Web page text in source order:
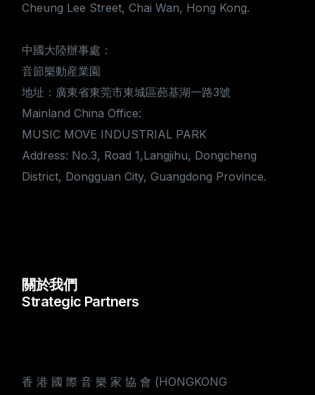
Cheung Lee Street, Chai Wan, Hong Kong.
中國大陸辦事處：
音節樂動産業園
地址：廣東省東莞市東城區蓢基湖一路3號
Mainland China Office:
MUSIC MOVE INDUSTRIAL PARK
Address: No.3, Road 1,Langjihu, Dongcheng
District, Dongguan City, Guangdong Province.
關於我們
Strategic Partners
香 港 國 際 音 樂 家 協 會 (HONGKONG